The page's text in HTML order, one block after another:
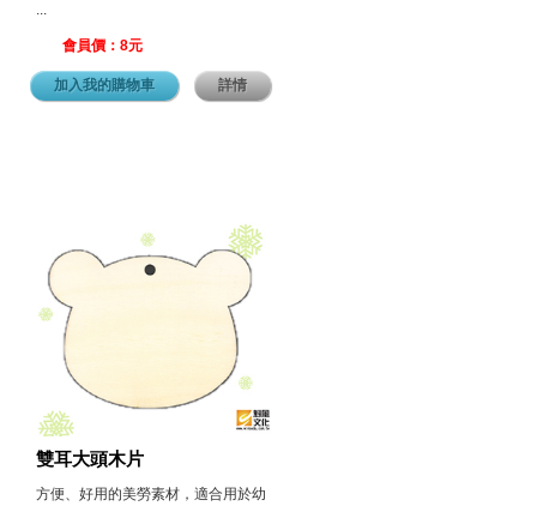
...
會員價：8元
加入我的購物車 詳情
雙耳大頭木片
方便、好用的美勞素材，適合用於幼